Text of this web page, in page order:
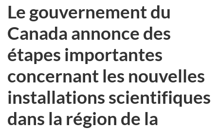
veux
pas
participer
au
sondage
du
site
web,
Le gouvernement du
Canada annonce des
étapes importantes
concernant les nouvelles
installations scientifiques
dans la région de la